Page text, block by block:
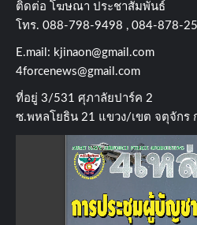
ติดต่อ​ โฆษณา​ ประชาสัมพันธ์
โทร​. 088-798-9498 , 084-878-
E.mail: kjinaon@gmail.com
4forcenews@gmail.com
ที่อยู่​ 3/531​ ศุภาลัยปาร์ค​ 2
ซ.พหลโยธิน​ 21​ แขวง/เขต​ จตุจักร​